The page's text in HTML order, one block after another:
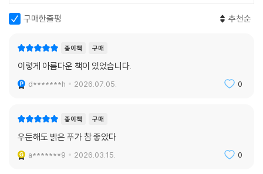
구매한줄평 추천순
종이책 구매
이렇게 아름다운 책이 있었습니다.
d*******h 2026.07.05. 0
종이책 구매
우둔해도 밝은 푸가 참 좋았다
a*******9 2026.03.15. 0